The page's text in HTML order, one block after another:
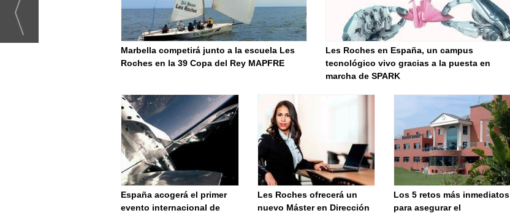
Marbella competirá junto a la escuela Les
Roches en la 39 Copa del Rey MAPFRE
Les Roches en España, un campus
tecnológico vivo gracias a la puesta en
marcha de SPARK
España acogerá el primer
evento internacional de
Les Roches ofrecerá un
nuevo Máster en Dirección
Los 5 retos más inmediatos
para asegurar el